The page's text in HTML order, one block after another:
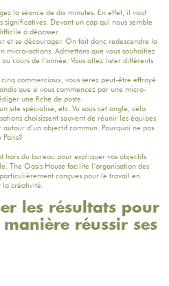
la séance de dix minutes. En effet, il vaut
significatives. Devant un cap qui nous semble
à dépasser.
et se décourager. On fait donc redescendre la
micro-actions. Admettons que vous souhaitiez
cours de l’année. Vous allez lister différents
commerciaux, vous serez peut-être effrayé
que si vous commencez par une micro-
une fiche de poste.
site spécialisé, etc. Vu sous cet angle, cela
choisissent souvent de réunir les équipes
d’un objectif commun. Pourquoi ne pas
hors du bureau pour expliquer vos objectifs
The Oasis House facilite l’organisation des
conçues pour le travail en
la créativité.
les résultats pour
réussir ses